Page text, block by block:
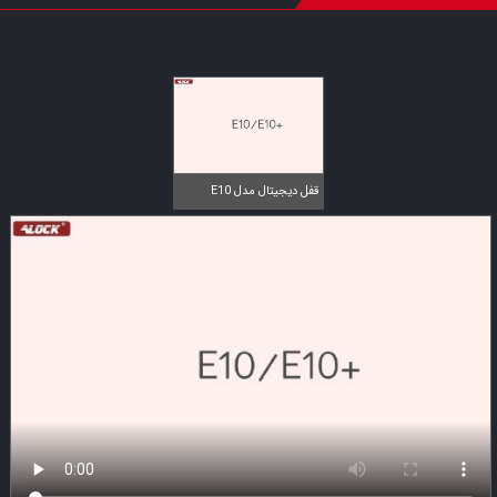
قفل دیجیتال مدل E10